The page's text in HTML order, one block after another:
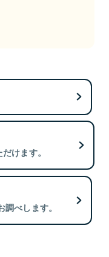
けます。
べします。